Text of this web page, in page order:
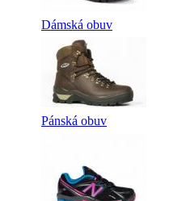
Dámská obuv
Pánská obuv